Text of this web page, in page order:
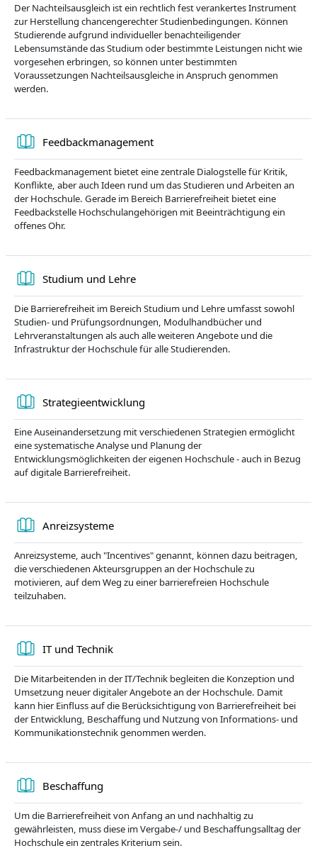
Der Nachteilsausgleich ist ein rechtlich fest verankertes Instrument
zur Herstellung chancengerechter Studienbedingungen. Können
Studierende aufgrund individueller benachteiligender
Lebensumstände das Studium oder bestimmte Leistungen nicht wie
vorgesehen erbringen, so können unter bestimmten
Voraussetzungen Nachteilsausgleiche in Anspruch genommen
werden.
FeedbackmanagementKnyga
Feedbackmanagement bietet eine zentrale Dialogstelle für Kritik,
Konflikte, aber auch Ideen rund um das Studieren und Arbeiten an
der Hochschule. Gerade im Bereich Barrierefreiheit bietet eine
Feedbackstelle Hochschulangehörigen mit Beeinträchtigung ein
offenes Ohr.
Studium und LehreKnyga
Die Barrierefreiheit im Bereich Studium und Lehre umfasst sowohl
Studien- und Prüfungsordnungen, Modulhandbücher und
Lehrveranstaltungen als auch alle weiteren Angebote und die
Infrastruktur der Hochschule für alle Studierenden.
Strategieentwicklung
Eine Auseinandersetzung mit verschiedenen Strategien ermöglicht
eine systematische Analyse und Planung der
Entwicklungsmöglichkeiten der eigenen Hochschule - auch in Bezug
auf digitale Barrierefreiheit.
AnreizsystemeKnyga
Anreizsysteme, auch "Incentives" genannt, können dazu beitragen,
die verschiedenen Akteursgruppen an der Hochschule zu
motivieren, auf dem Weg zu einer barrierefreien Hochschule
teilzuhaben.
IT und TechnikKnyga
Die Mitarbeitenden in der IT/Technik begleiten die Konzeption und
Umsetzung neuer digitaler Angebote an der Hochschule. Damit
kann hier Einfluss auf die Berücksichtigung von Barrierefreiheit bei
der Entwicklung, Beschaffung und Nutzung von Informations- und
Kommunikationstechnik genommen werden.
Beschaffung
Um die Barrierefreiheit von Anfang an und nachhaltig zu
gewährleisten, muss diese im Vergabe-/ und Beschaffungsalltag der
Hochschule ein zentrales Kriterium sein.